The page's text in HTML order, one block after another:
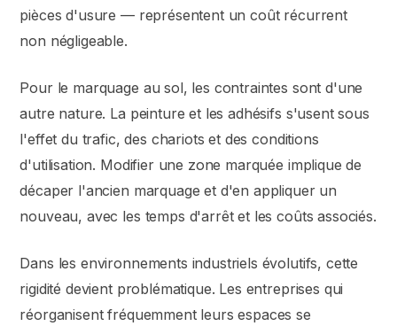
pièces d'usure — représentent un coût récurrent
non négligeable.
Pour le marquage au sol, les contraintes sont d'une
autre nature. La peinture et les adhésifs s'usent sous
l'effet du trafic, des chariots et des conditions
d'utilisation. Modifier une zone marquée implique de
décaper l'ancien marquage et d'en appliquer un
nouveau, avec les temps d'arrêt et les coûts associés.
Dans les environnements industriels évolutifs, cette
rigidité devient problématique. Les entreprises qui
réorganisent fréquemment leurs espaces se